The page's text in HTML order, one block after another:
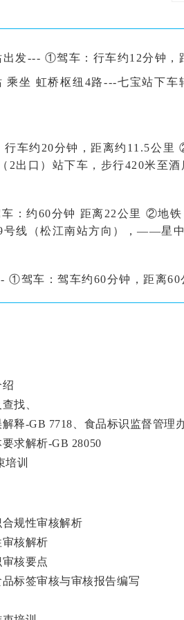
发--- ①驾车：行车约12分钟，
乘坐 虹桥枢纽 4路---七宝站下车
车约20分钟，距离约11.5公里
出口）站下车，步行420米至酒
：约60分钟 距离22公里 ②地铁
线（松江南站方向），——星中
①驾车：驾车约60分钟，距离60
找、
释-GB 7718、食品标识监督管理
求解析-GB 28050
培训
规性审核解析
核解析
核要点
品标签审核与审核报告编写